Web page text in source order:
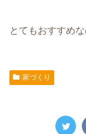
とてもおすすめ
家づくり